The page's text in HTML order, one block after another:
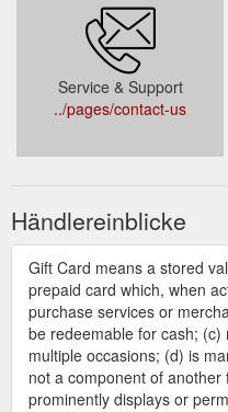
Service & Support
../pages/contact-us
Händlereinblicke
Gift Card means a stored
prepaid card which, when
purchase services or
be redeemable for cash;
multiple occasions; (d) is
not a component of
prominently displays or